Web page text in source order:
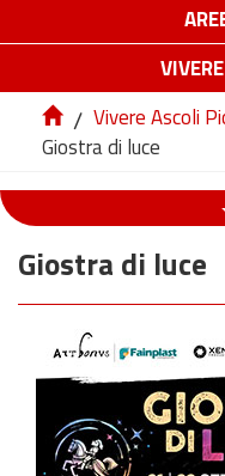
/ Vivere Ascoli
Giostra di luce
Giostra di luce